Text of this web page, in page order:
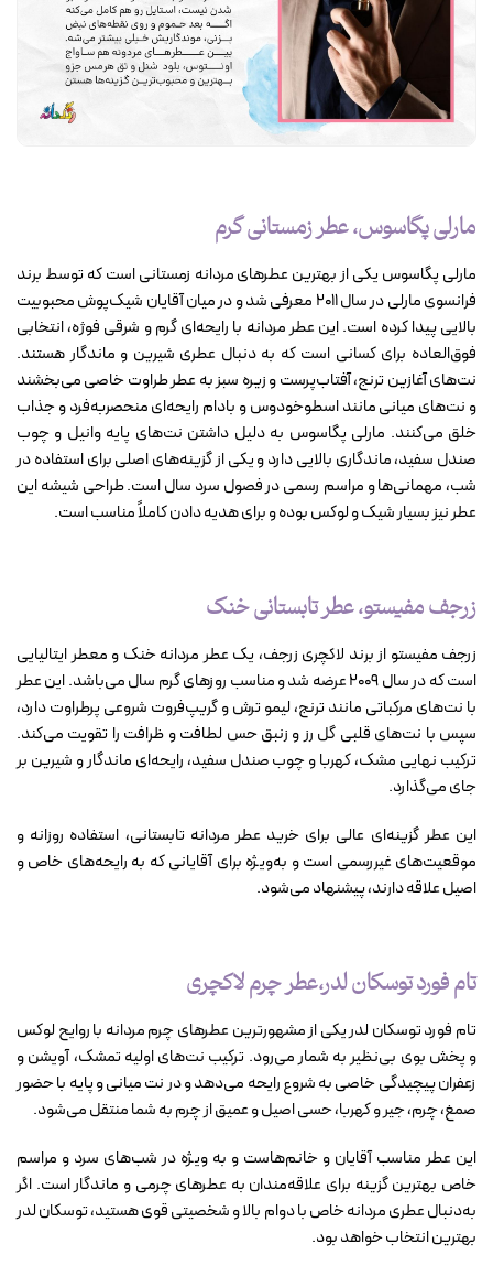
مارلی پگاسوس، عطر زمستانی گرم
مارلی پگاسوس یکی از بهترین عطرهای مردانه زمستانی است که توسط برند
فرانسوی مارلی در سال ۲۰۱۱ معرفی شد و در میان آقایان شیک‌پوش محبوبیت
بالایی پیدا کرده است. این عطر مردانه با رایحه‌ای گرم و شرقی فوژه، انتخابی
فوق‌العاده برای کسانی است که به دنبال عطری شیرین و ماندگار هستند.
نت‌های آغازین ترنج، آفتاب‌پرست و زیره سبز به عطر طراوت خاصی می‌بخشند
و نت‌های میانی مانند اسطوخودوس و بادام رایحه‌ای منحصربه‌فرد و جذاب
خلق می‌کنند. مارلی پگاسوس به ‌دلیل داشتن نت‌های پایه وانیل و چوب
صندل سفید، ماندگاری بالایی دارد و یکی از گزینه‌های اصلی برای استفاده در
شب، مهمانی‌ها و مراسم رسمی در فصول سرد سال است. طراحی شیشه این
عطر نیز بسیار شیک و لوکس بوده و برای هدیه دادن کاملاً مناسب است.
زرجف مفیستو، عطر تابستانی خنک
زرجف مفیستو از برند لاکچری زرجف، یک عطر مردانه خنک و معطر ایتالیایی
است که در سال ۲۰۰۹ عرضه شد و مناسب روزهای گرم سال می‌باشد. این عطر
با نت‌های مرکباتی مانند ترنج، لیمو ترش و گریپ‌فروت شروعی پرطراوت دارد،
سپس با نت‌های قلبی گل رز و زنبق حس لطافت و ظرافت را تقویت می‌کند.
ترکیب نهایی مشک، کهربا و چوب صندل سفید، رایحه‌ای ماندگار و شیرین بر
جای می‌گذارد.
این عطر گزینه‌ای عالی برای خرید عطر مردانه تابستانی، استفاده روزانه و
موقعیت‌های غیررسمی است و به‌ویژه برای آقایانی که به رایحه‌های خاص و
اصیل علاقه دارند، پیشنهاد می‌شود.
تام فورد توسکان لدر،عطر چرم لاکچری
تام فورد توسکان لدر یکی از مشهورترین عطرهای چرم مردانه با روایح لوکس
و پخش بوی بی‌نظیر به شمار می‌رود. ترکیب نت‌های اولیه تمشک، آویشن و
زعفران پیچیدگی خاصی به شروع رایحه می‌دهد و در نت میانی و پایه با حضور
صمغ، چرم، جیر و کهربا، حسی اصیل و عمیق از چرم به شما منتقل می‌شود.
این عطر مناسب آقایان و خانم‌هاست و به ویژه در شب‌های سرد و مراسم
خاص بهترین گزینه برای علاقه‌مندان به عطرهای چرمی و ماندگار است. اگر
به‌دنبال عطری مردانه خاص با دوام بالا و شخصیتی قوی هستید، توسکان لدر
بهترین انتخاب خواهد بود.